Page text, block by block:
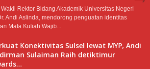
Rektor Bidang Akademik Universitas Negeri
Andi Aslinda, mendorong penguatan identitas
Mata Kuliah Wajib...
Konektivitas Sulsel lewat MYP, Andi
Sulaiman Raih detiktimur